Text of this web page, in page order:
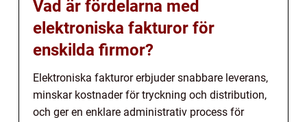
Vad är fördelarna med
elektroniska fakturor för
enskilda firmor?
Elektroniska fakturor erbjuder snabbare leverans,
minskar kostnader för tryckning och distribution,
och ger en enklare administrativ process för